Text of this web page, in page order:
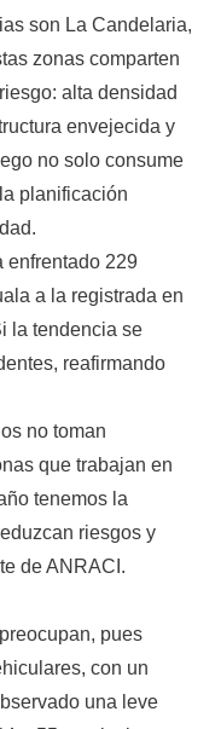
son La Candelaria,
zonas comparten
alta densidad
envejecida y
no solo consume
planificación
enfrentado 229
a la registrada en
la tendencia se
reafirmando
no toman
que trabajan en
tenemos la
riesgos y
de ANRACI.
pues
con un
una leve